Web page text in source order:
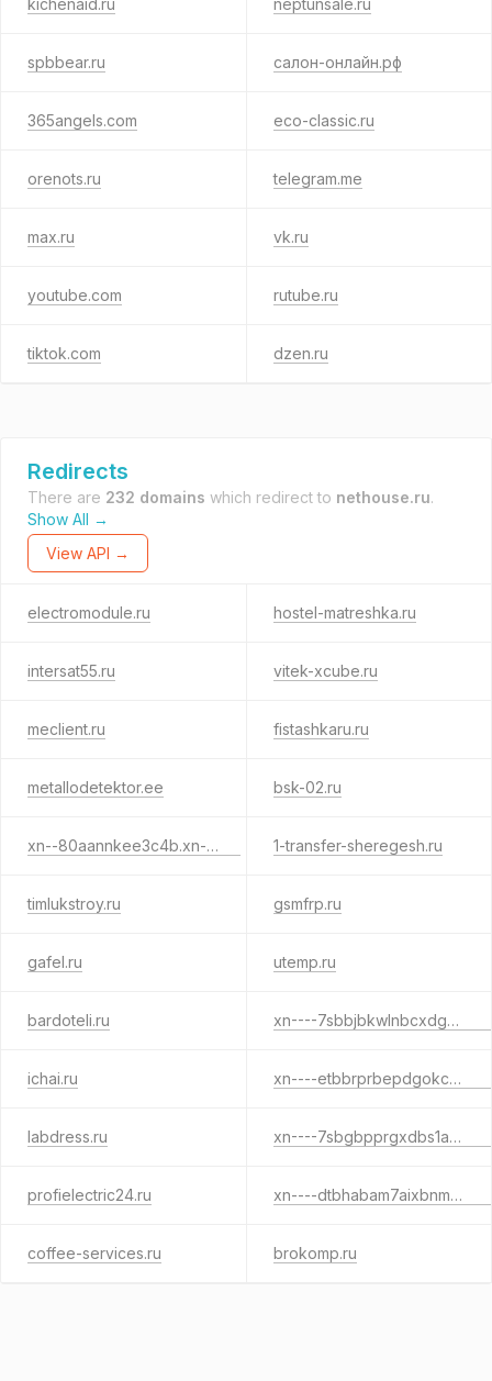
kichenaid.ru neptunsale.ru
spbbear.ru салон-онлайн.рф
365angels.com eco-classic.ru
orenots.ru telegram.me
max.ru vk.ru
youtube.com rutube.ru
tiktok.com dzen.ru
Redirects
There are 232 domains which redirect to nethouse.ru.
Show All →
View API →
electromodule.ru hostel-matreshka.ru
intersat55.ru vitek-xcube.ru
meclient.ru fistashkaru.ru
metallodetektor.ee bsk-02.ru
xn--80aannkee3c4b.xn--p1ai 1-transfer-sheregesh.ru
timlukstroy.ru gsmfrp.ru
gafel.ru utemp.ru
bardoteli.ru xn----7sbbjbkwlnbcxdgbck0bpc0eyc9e.xn--p1ai
ichai.ru xn----etbbrprbepdgokcu.xn--p1ai
labdress.ru xn----7sbgbpprgxdbs1aw0d.xn--p1ai
profielectric24.ru xn----dtbhabam7aixbnmigj4dxa4e8d.xn--p1ai
coffee-services.ru brokomp.ru